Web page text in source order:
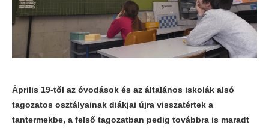
Április 19-től az óvodások és az általános iskolák alsó
tagozatos osztályainak diákjai újra visszatértek a
tantermekbe, a felső tagozatban pedig továbbra is maradt